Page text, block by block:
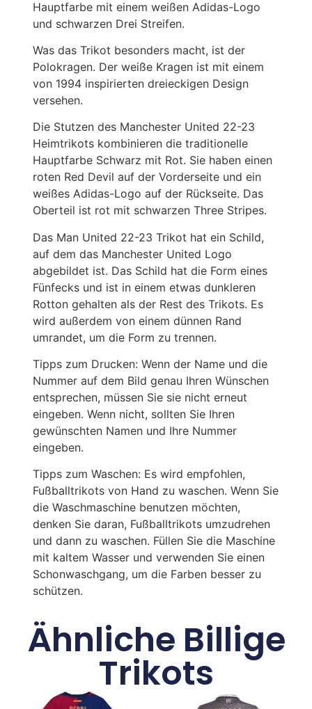
Hauptfarbe mit einem weißen Adidas-Logo
und schwarzen Drei Streifen.
Was das Trikot besonders macht, ist der
Polokragen. Der weiße Kragen ist mit einem
von 1994 inspirierten dreieckigen Design
versehen.
Die Stutzen des Manchester United 22-23
Heimtrikots kombinieren die traditionelle
Hauptfarbe Schwarz mit Rot. Sie haben einen
roten Red Devil auf der Vorderseite und ein
weißes Adidas-Logo auf der Rückseite. Das
Oberteil ist rot mit schwarzen Three Stripes.
Das Man United 22-23 Trikot hat ein Schild,
auf dem das Manchester United Logo
abgebildet ist. Das Schild hat die Form eines
Fünfecks und ist in einem etwas dunkleren
Rotton gehalten als der Rest des Trikots. Es
wird außerdem von einem dünnen Rand
umrandet, um die Form zu trennen.
Tipps zum Drucken: Wenn der Name und die
Nummer auf dem Bild genau Ihren Wünschen
entsprechen, müssen Sie sie nicht erneut
eingeben. Wenn nicht, sollten Sie Ihren
gewünschten Namen und Ihre Nummer
eingeben.
Tipps zum Waschen: Es wird empfohlen,
Fußballtrikots von Hand zu waschen. Wenn Sie
die Waschmaschine benutzen möchten,
denken Sie daran, Fußballtrikots umzudrehen
und dann zu waschen. Füllen Sie die Maschine
mit kaltem Wasser und verwenden Sie einen
Schonwaschgang, um die Farben besser zu
schützen.
Ähnliche Billige
Trikots